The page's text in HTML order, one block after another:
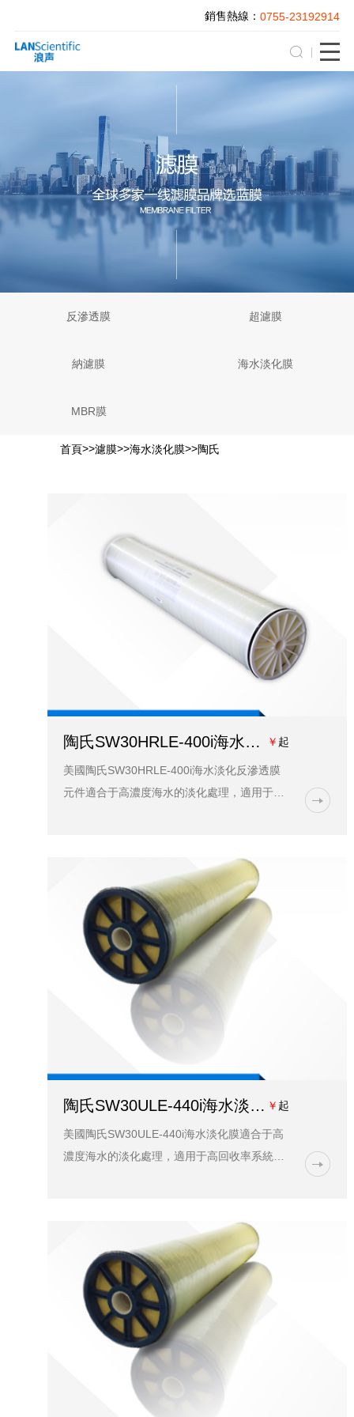
銷售熱線：0755-23192914
反滲透膜 超濾膜
納濾膜 海水淡化膜
MBR膜
首頁>>濾膜>>海水淡化膜>>陶氏
￥ 起
陶氏SW30HRLE-400i海水淡化膜元件價格_型號_技術參數_藍膜水處理
美國陶氏SW30HRLE-400i海水淡化反滲透膜
元件適合于高濃度海水的淡化處理，適用于高
￥ 起
陶氏SW30ULE-440i海水淡化膜元件價格_參數_型號-藍膜水處理
美國陶氏SW30ULE-440i海水淡化膜適合于高
濃度海水的淡化處理，適用于高回收率系統的